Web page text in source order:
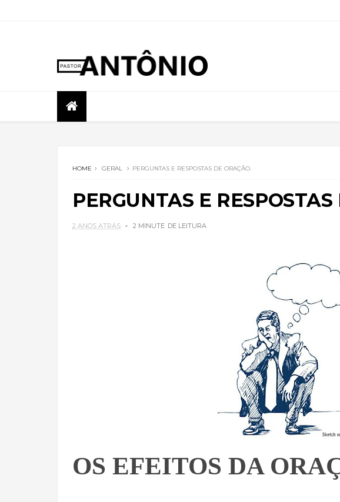
HOME GERAL PERGUNTAS E RESPOSTAS DE ORAÇÃO.
PERGUNTAS E
2 ANOS ATRÁS 2 MINUTE DE LEITURA
OS EFEITOS DA